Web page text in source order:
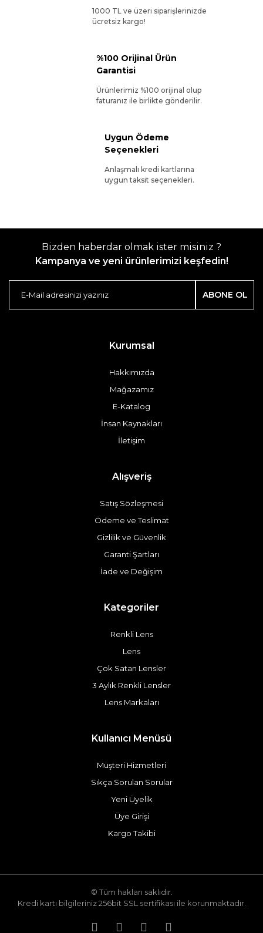
1000 TL ve üzeri siparişlerinizde
ücretsiz kargo!
%100 Orijinal Ürün
Garantisi
Ürünlerimiz %100 orijinal olup
faturanız ile birlikte gönderilir.
Uygun Ödeme
Seçenekleri
Anlaşmalı kredi kartlarına
uygun taksit seçenekleri.
Bizden haberdar olmak ister misiniz ?
Kampanya ve yeni ürünlerimizi keşfedin!
ABONE OL
Kurumsal
Hakkımızda
Mağazamız
E-Katalog
İnsan Kaynakları
İletişim
Alışveriş
Satış Sözleşmesi
Ödeme ve Teslimat
Gizlilik ve Güvenlik
Garanti Şartları
İade ve Değişim
Kategoriler
Renkli Lens
Lens
Çok Satan Lensler
3 Aylık Renkli Lensler
Lens Markaları
Kullanıcı Menüsü
Müşteri Hizmetleri
Sıkça Sorulan Sorular
Yeni Üyelik
Üye Girişi
Kargo Takibi
© Tüm hakları saklıdır.
Kredi kartı bilgileriniz 256bit SSL sertifikası ile korunmaktadır.